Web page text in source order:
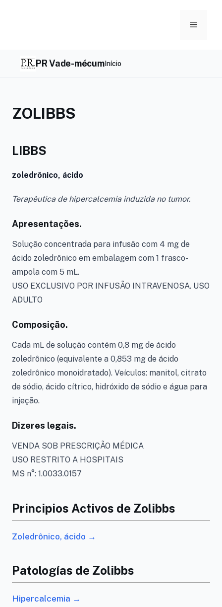
Menu
PR Vade-mécumInício
ZOLIBBS
LIBBS
zoledrônico, ácido
Terapêutica de hipercalcemia induzida no tumor.
Apresentações.
Solução concentrada para infusão com 4 mg de
ácido zoledrônico em embalagem com 1 frasco-
ampola com 5 mL.
USO EXCLUSIVO POR INFUSÃO INTRAVENOSA. USO
ADULTO
Composição.
Cada mL de solução contém 0,8 mg de ácido
zoledrônico (equivalente a 0,853 mg de ácido
zoledrônico monoidratado). Veículos: manitol, citrato
de sódio, ácido cítrico, hidróxido de sódio e água para
injeção.
Dizeres legais.
VENDA SOB PRESCRIÇÃO MÉDICA
USO RESTRITO A HOSPITAIS
MS n°: 1.0033.0157
Principios Activos de Zolibbs
Zoledrônico, ácido →
Patologías de Zolibbs
Hipercalcemia →